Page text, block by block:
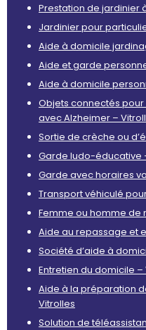
Prestation de jardinier
Jardinier pour
Aide à domicile
Aide et garde
Aide à domicile
Objets connectés
avec Alzheimer –
Sortie de crèche ou
Garde ludo-éducative
Garde avec horaires
Transport véhiculé
Femme ou homme de
Aide au repassage et
Société d’aide à
Entretien du domicile –
Aide à la préparation
Vitrolles
Solution de